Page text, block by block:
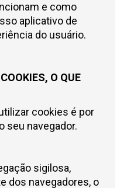
e como
aplicativo de
do usuário.
O QUE
cookies é por
seu navegador.
sigilosa,
dos navegadores, o